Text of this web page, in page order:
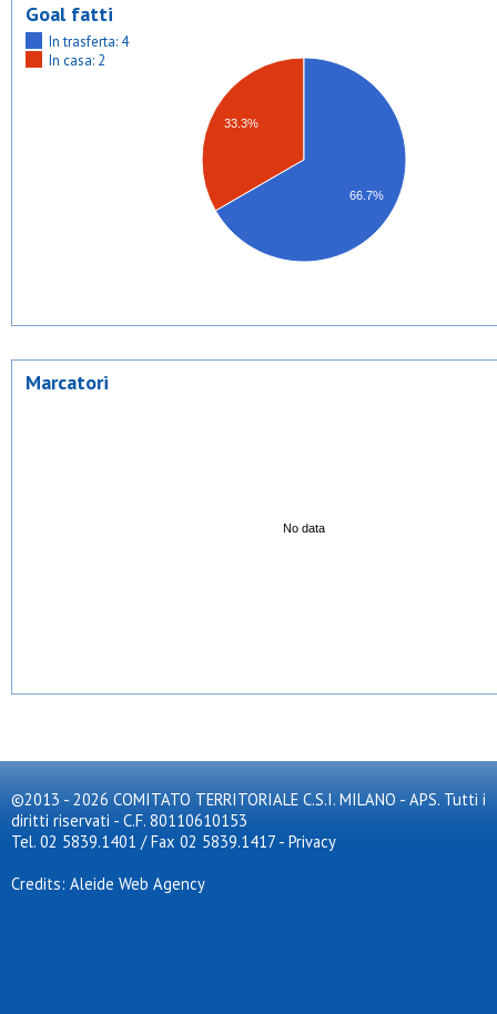
33.3%
66.7%
Goal fatti
In trasferta: 4
In casa: 2
No data
Marcatori
©2013 - 2026 COMITATO TERRITORIALE C.S.I. MILANO - APS. Tutti i
diritti riservati - C.F. 80110610153
Tel. 02 5839.1401 / Fax 02 5839.1417 - Privacy
Credits: Aleide Web Agency